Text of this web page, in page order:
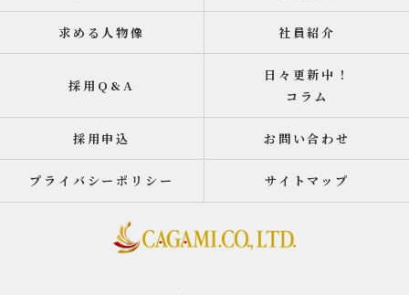
求める人物像 社員紹介
採用Q&A
日々更新中！
コラム
採用申込 お問い合わせ
プライバシーポリシー サイトマップ